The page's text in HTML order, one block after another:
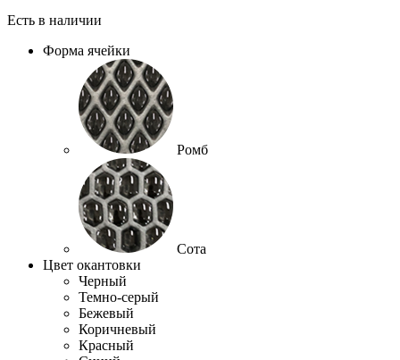
Есть в наличии
Форма ячейки
Ромб
Сота
Цвет окантовки
Черный
Темно-серый
Бежевый
Коричневый
Красный